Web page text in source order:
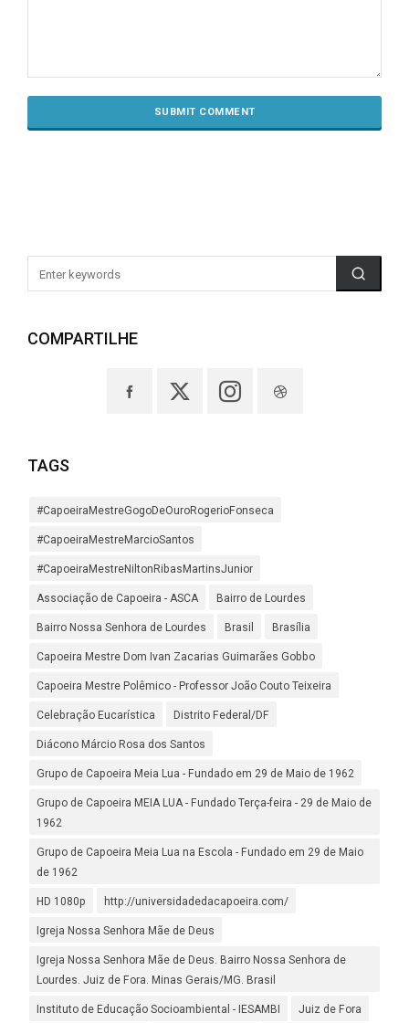
COMPARTILHE
TAGS
#CapoeiraMestreGogoDeOuroRogerioFonseca
#CapoeiraMestreMarcioSantos
#CapoeiraMestreNiltonRibasMartinsJunior
Associação de Capoeira - ASCA Bairro de Lourdes
Bairro Nossa Senhora de Lourdes Brasil Brasília
Capoeira Mestre Dom Ivan Zacarias Guimarães Gobbo
Capoeira Mestre Polêmico - Professor João Couto Teixeira
Celebração Eucarística Distrito Federal/DF
Diácono Márcio Rosa dos Santos
Grupo de Capoeira Meia Lua - Fundado em 29 de Maio de 1962
Grupo de Capoeira MEIA LUA - Fundado Terça-feira - 29 de Maio de
1962
Grupo de Capoeira Meia Lua na Escola - Fundado em 29 de Maio
de 1962
HD 1080p http://universidadedacapoeira.com/
Igreja Nossa Senhora Mãe de Deus
Igreja Nossa Senhora Mãe de Deus. Bairro Nossa Senhora de
Lourdes. Juiz de Fora. Minas Gerais/MG. Brasil
Instituto de Educação Socioambiental - IESAMBI Juiz de Fora